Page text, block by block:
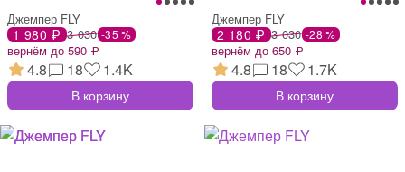
Джемпер FLY
1 980 ₽ 3 030 -35 %
вернём до 590 ₽
4.8 18 1.4K
В корзину
Джемпер FLY
2 180 ₽ 3 030 -28 %
вернём до 650 ₽
4.8 18 1.7K
В корзину